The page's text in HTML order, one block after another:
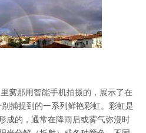
窝那用智能手机拍摄的，展示了在
捕捉到的一系列鲜艳彩虹。彩虹是
成的，通常在降雨后或雾气弥漫时